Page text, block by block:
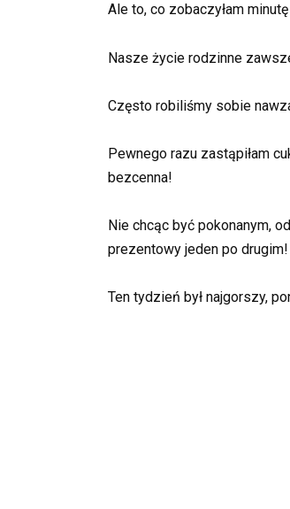
Ale to, co zobaczyłam
Nasze życie rodzinne
Często robiliśmy sobie
Pewnego razu zastąpiłam
bezcenna!
Nie chcąc być pokonanym,
prezentowy jeden po drugim!
Ten tydzień był najgorszy,